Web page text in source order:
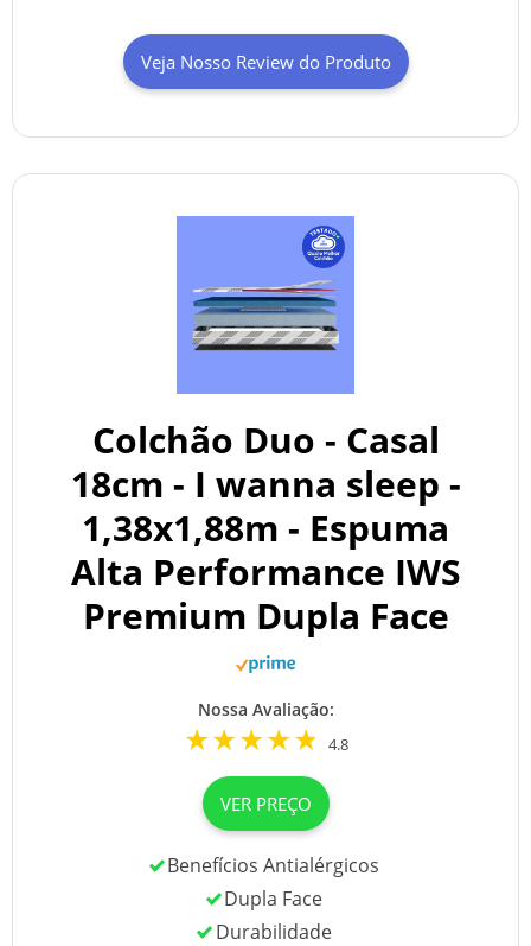
Veja Nosso Review do Produto
Colchão Duo - Casal
18cm - I wanna sleep -
1,38x1,88m - Espuma
Alta Performance IWS
Premium Dupla Face
Nossa Avaliação:
4.8
VER PREÇO
Benefícios Antialérgicos
Dupla Face
Durabilidade